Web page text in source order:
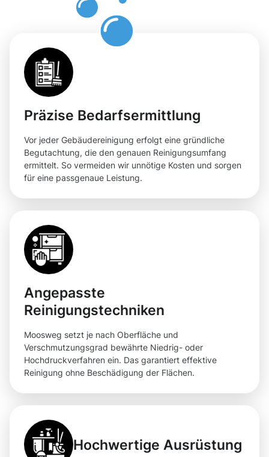
Präzise Bedarfsermittlung
Vor jeder Gebäudereinigung erfolgt eine gründliche
Begutachtung, die den genauen Reinigungsumfang
ermittelt. So vermeiden wir unnötige Kosten und sorgen
für eine passgenaue Leistung.
Angepasste
Reinigungstechniken
Moosweg setzt je nach Oberfläche und
Verschmutzungsgrad bewährte Niedrig- oder
Hochdruckverfahren ein. Das garantiert effektive
Reinigung ohne Beschädigung der Flächen.
Hochwertige Ausrüstung